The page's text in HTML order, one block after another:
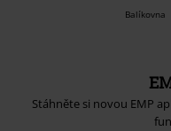
Balíkovna
Stáhněte si novou EMP